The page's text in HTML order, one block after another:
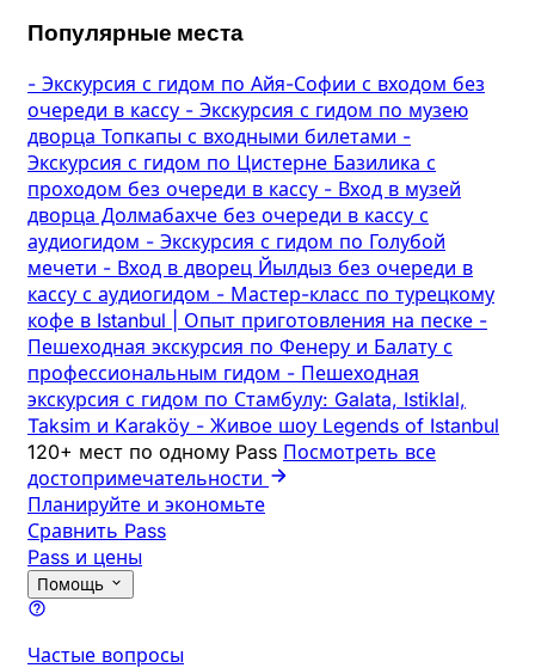
Популярные места
- Экскурсия с гидом по Айя-Софии с входом без
очереди в кассу - Экскурсия с гидом по музею
дворца Топкапы с входными билетами -
Экскурсия с гидом по Цистерне Базилика с
проходом без очереди в кассу - Вход в музей
дворца Долмабахче без очереди в кассу с
аудиогидом - Экскурсия с гидом по Голубой
мечети - Вход в дворец Йылдыз без очереди в
кассу с аудиогидом - Мастер-класс по турецкому
кофе в Istanbul | Опыт приготовления на песке -
Пешеходная экскурсия по Фенеру и Балату с
профессиональным гидом - Пешеходная
экскурсия с гидом по Стамбулу: Galata, Istiklal,
Taksim и Karaköy - Живое шоу Legends of Istanbul
120+ мест по одному Pass Посмотреть все
достопримечательности
Планируйте и экономьте
Сравнить Pass
Pass и цены
Помощь
Частые вопросы